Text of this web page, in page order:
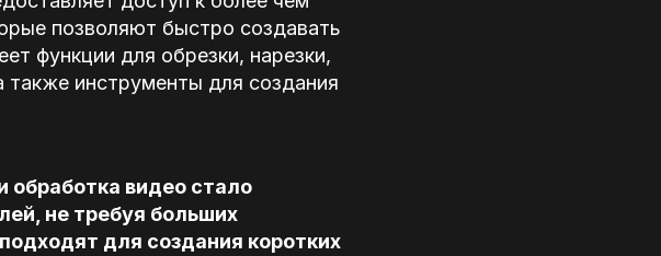
позволяют быстро создавать
функции для обрезки, нарезки,
также инструменты для создания
обработка видео стало
не требуя больших
для создания коротких